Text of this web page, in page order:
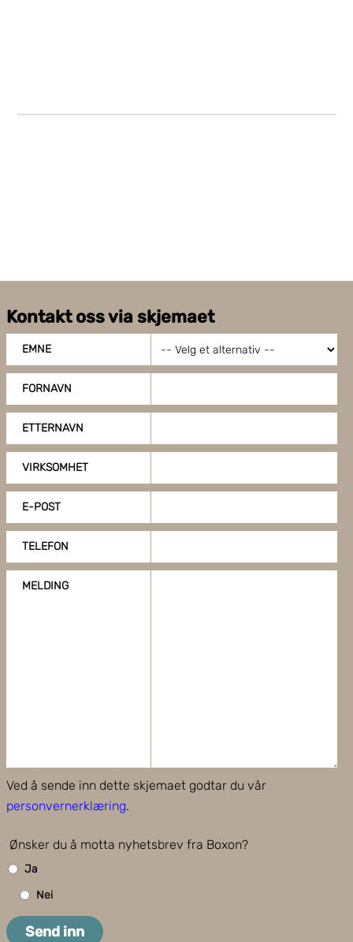
Kontakt oss via skjemaet
EMNE
FORNAVN
ETTERNAVN
VIRKSOMHET
E-POST
TELEFON
MELDING
Ved å sende inn dette skjemaet godtar du vår
personvernerklæring.
Ønsker du å motta nyhetsbrev fra Boxon?
Ja
Nei
Send inn